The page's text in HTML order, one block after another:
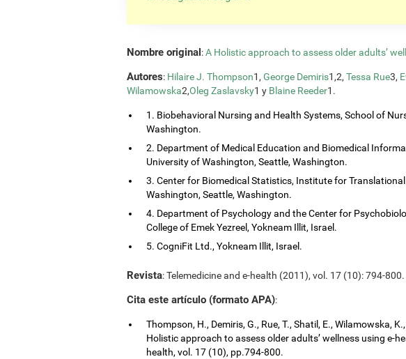
Nombre original:A Holistic approach to assess older adults’
Autores: Hilaire J. Thompson1, George Demiris1,2, Tessa Rue3,
Wilamowska2,Oleg Zaslavsky1 y Blaine Reeder1.
1. Biobehavioral Nursing and Health Systems, School of
Washington.
2. Department of Medical Education and Biomedical
University of Washington, Seattle, Washington.
3. Center for Biomedical Statistics, Institute for
Washington, Seattle, Washington.
4. Department of Psychology and the Center for
College of Emek Yezreel, Yokneam Illit, Israel.
5. CogniFit Ltd., Yokneam Illit, Israel.
Revista: Telemedicine and e-health (2011), vol. 17 (10): 794-800.
Cita este artículo (formato APA):
Thompson, H., Demiris, G., Rue, T., Shatil, E., Wilamowska,
Holistic approach to assess older adults’ wellness using e-
health, vol. 17 (10), pp.794-800.